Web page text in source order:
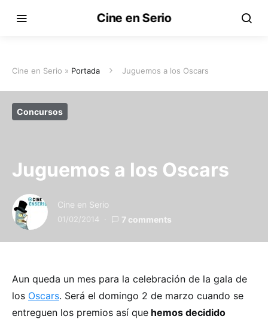
Cine en Serio
Cine en Serio » Portada Juguemos a los Oscars
Concursos
Juguemos a los Oscars
Cine en Serio
01/02/2014 7 comments
Aun queda un mes para la celebración de la gala de
los Oscars. Será el domingo 2 de marzo cuando se
entreguen los premios así que hemos decidido